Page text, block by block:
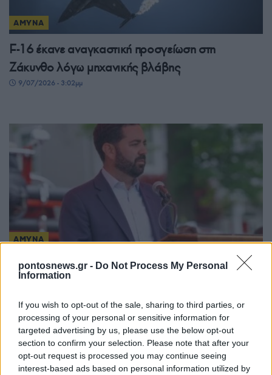
pontosnews.gr - Do Not Process My Personal
Information
If you wish to opt-out of the sale, sharing to third parties, or
processing of your personal or sensitive information for
targeted advertising by us, please use the below opt-out
section to confirm your selection. Please note that after your
opt-out request is processed you may continue seeing
interest-based ads based on personal information utilized by
ΑΜΥΝΑ
F-16 έκανε αναγκαστική προσγείωση στη
Ζάκυνθο λόγω μηχανικής βλάβης
9/07/2026 - 3:02μμ
ΑΜΥΝΑ
F-35: Επιστολή Ρεπουμπλικάνου βουλευτή στον
Ντόναλντ Τραμπ για να μπλοκαριστεί η πώληση
των μαχητικών στην Τουρκία
2/07/2026 - 9:54πμ